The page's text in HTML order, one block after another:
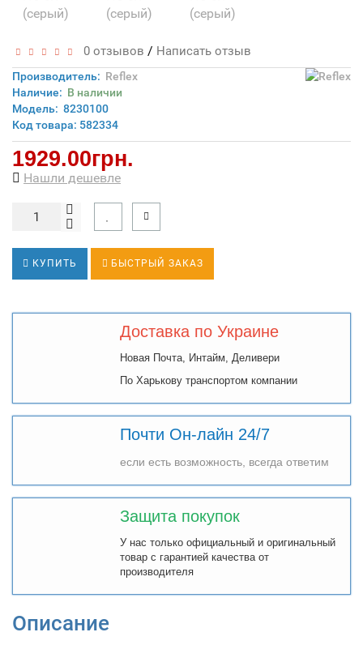
0 отзывов / Написать отзыв
Производитель: Reflex
Наличие: В наличии
Модель: 8230100
Код товара: 582334
1929.00грн.
Нашли дешевле
КУПИТЬ БЫСТРЫЙ ЗАКАЗ
Доставка по Украине
Новая Почта, Интайм, Деливери
По Харькову транспортом компании
Почти Он-лайн 24/7
если есть возможность, всегда ответим
Защита покупок
У нас только официальный и оригинальный
товар с гарантией качества от
производителя
Описание